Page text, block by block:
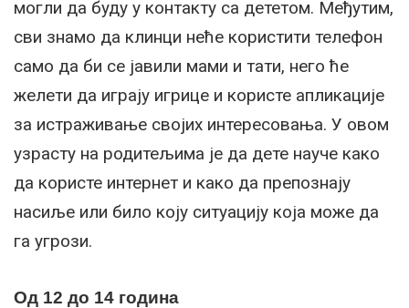
могли да буду у контакту са дететом. Међутим,
сви знамо да клинци неће користити телефон
само да би се јавили мами и тати, него ће
желети да играју игрице и користе апликације
за истраживање својих интересовања. У овом
узрасту на родитељима је да дете науче како
да користе интернет и како да препознају
насиље или било коју ситуацију која може да
га угрози.
Од 12 до 14 година